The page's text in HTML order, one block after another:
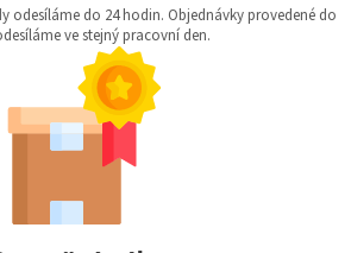
odesíláme do 24 hodin. Objednávky provedené do
ve stejný pracovní den.